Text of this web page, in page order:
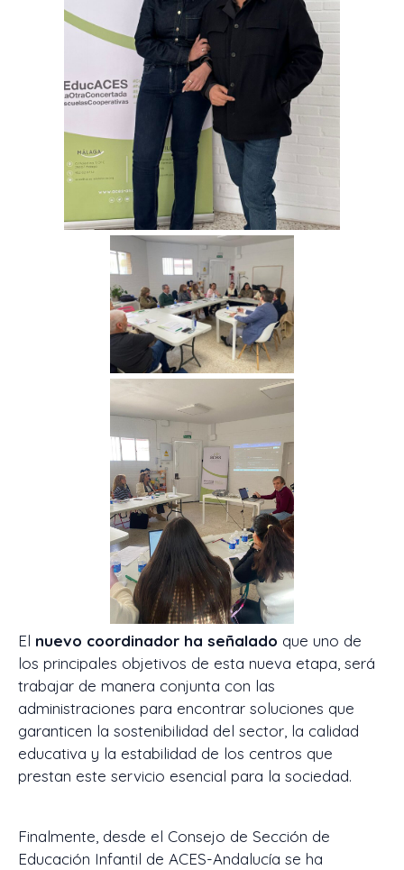
El nuevo coordinador ha señalado que uno de
los principales objetivos de esta nueva etapa, será
trabajar de manera conjunta con las
administraciones para encontrar soluciones que
garanticen la sostenibilidad del sector, la calidad
educativa y la estabilidad de los centros que
prestan este servicio esencial para la sociedad.
Finalmente, desde el Consejo de Sección de
Educación Infantil de ACES-Andalucía se ha